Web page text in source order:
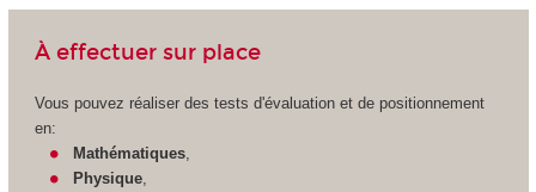
À effectuer sur place
Vous pouvez réaliser des tests d'évaluation et de positionnement
en:
Mathématiques
Physique